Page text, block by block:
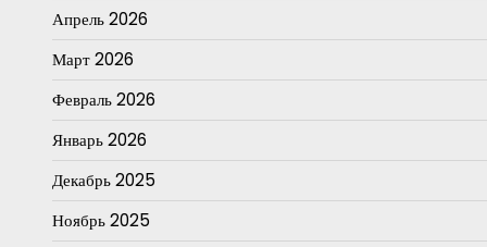
Апрель 2026
Март 2026
Февраль 2026
Январь 2026
Декабрь 2025
Ноябрь 2025